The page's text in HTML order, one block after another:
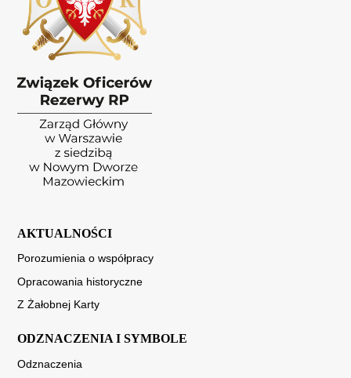
AKTUALNOŚCI
Porozumienia o współpracy
Opracowania historyczne
Z Żałobnej Karty
ODZNACZENIA I SYMBOLE
Odznaczenia